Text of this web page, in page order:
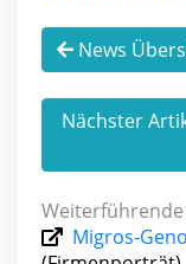
News
Nächster
Migros-